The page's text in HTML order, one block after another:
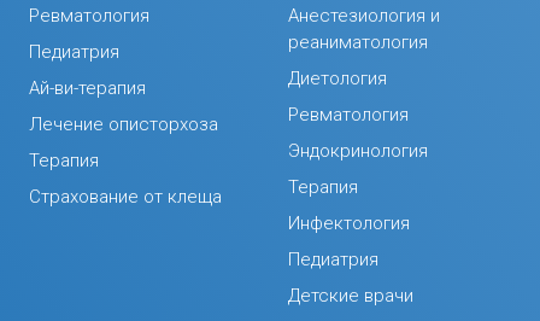
Ревматология
Педиатрия
Ай-ви-терапия
Лечение описторхоза
Терапия
Страхование от клеща
Анестезиология и
реаниматология
Диетология
Ревматология
Эндокринология
Терапия
Инфектология
Педиатрия
Детские врачи